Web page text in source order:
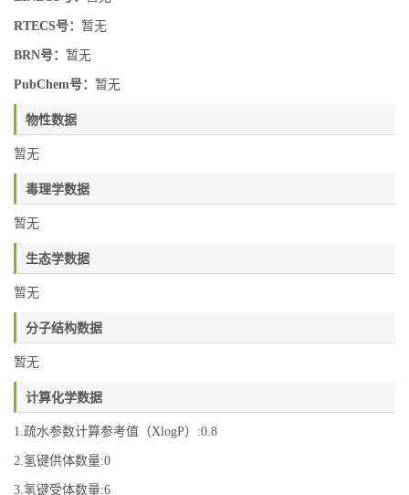
RTECS号： 暂无
BRN号： 暂无
PubChem号： 暂无
物性数据
暂无
毒理学数据
暂无
生态学数据
暂无
分子结构数据
暂无
计算化学数据
1.疏水参数计算参考值（XlogP）:0.8
2.氢键供体数量:0
3.氢键受体数量:6